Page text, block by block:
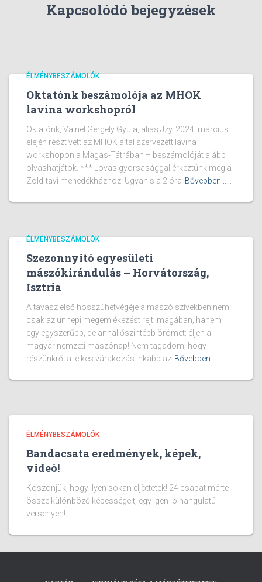
Kapcsolódó bejegyzések
ÉLMÉNYBESZÁMOLÓK
Oktatónk beszámolója az MHOK
lavina workshopról
Oktatónk, Vainel Gergely Gyula, alias Jzy, 2024. március
elején részt vett az MHOK által szervezett lavina
workshopon a Magas-Tátrában – beszámolóját alább
olvashatjátok. *** Lovas gyorsasággal érkeztünk meg a
Zöld-tavi menedékházhoz. Ugyanis a 2 óra Bővebben...…
ÉLMÉNYBESZÁMOLÓK
Szezonnyitó egyesületi
mászókirándulás – Horvátország,
Isztria
A tavasz első hosszúhétvégéje a mászó szívekben nem
csak az ünnepi megemlékezést rejti magában, hanem
egy egyszerűbb, de annál őszintébb örömet: éljen a
magyar nemzeti mászónap! Nem tagadom, hogy
részünkről a lelkes várakozás inkább az Bővebben...…
ÉLMÉNYBESZÁMOLÓK
Bandacsata eredmények, képek,
videó!
Köszönjük, hogy ilyen sokan eljöttetek! 24 csapat mérte
össze különböző képességeit, egy igen jó hangulatú
versenyen!